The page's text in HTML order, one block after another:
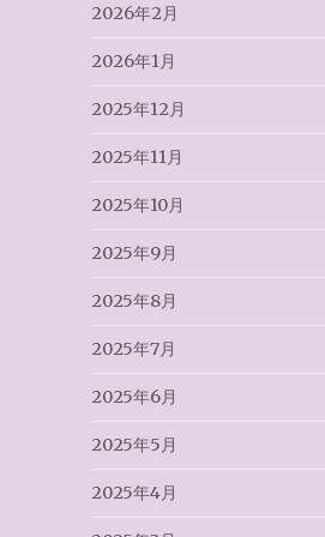
2026年2月
2026年1月
2025年12月
2025年11月
2025年10月
2025年9月
2025年8月
2025年7月
2025年6月
2025年5月
2025年4月